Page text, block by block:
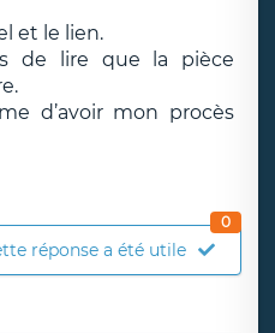
et le lien.
de lire que la pièce
d’avoir mon procès
réponse a été utile
0